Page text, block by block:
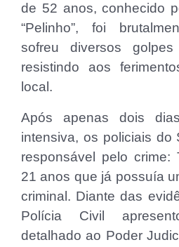
de 52 anos, conhecido
“Pelinho”, foi
sofreu diversos
resistindo aos
local.
Após apenas dois
intensiva, os policiais do
responsável pelo crime:
21 anos que já possuía
criminal. Diante das
Polícia Civil
detalhado ao Poder